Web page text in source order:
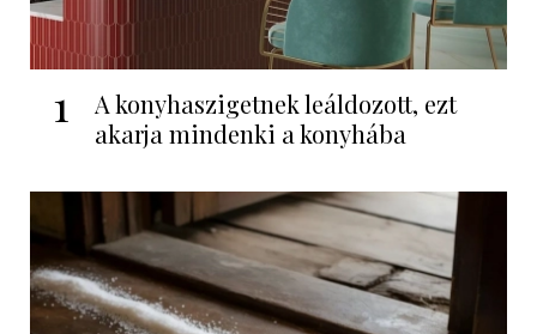
1
A konyhaszigetnek leáldozott, ezt
akarja mindenki a konyhába